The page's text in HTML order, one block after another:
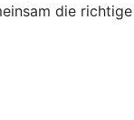
die richtige